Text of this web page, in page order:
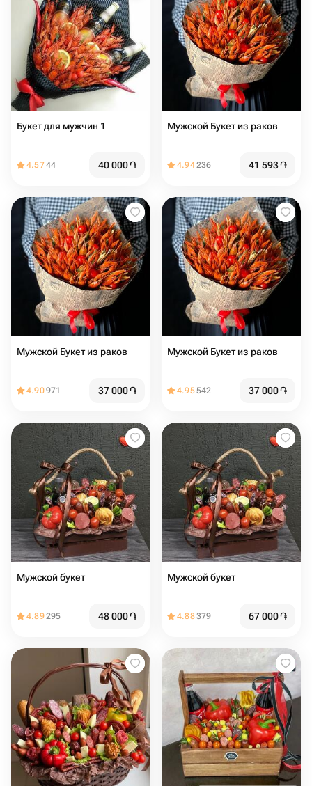
Букет для мужчин 1
4.5744 40 000֏
Мужской Букет из раков
4.94236 41 593֏
Мужской Букет из раков
4.90971 37 000֏
Мужской Букет из раков
4.95542 37 000֏
Мужской букет
4.89295 48 000֏
Мужской букет
4.88379 67 000֏